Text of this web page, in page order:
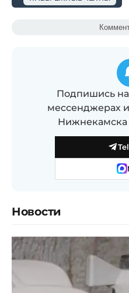
Подпишись
мессенджерах
Нижнекамска
Новости